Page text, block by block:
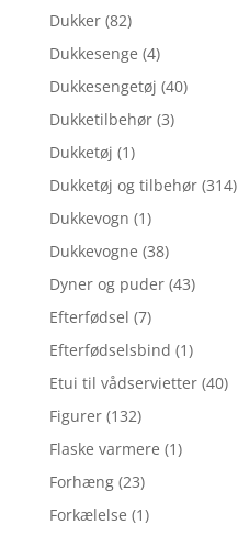
Dukker (82)
Dukkesenge (4)
Dukkesengetøj (40)
Dukketilbehør (3)
Dukketøj (1)
Dukketøj og tilbehør (314)
Dukkevogn (1)
Dukkevogne (38)
Dyner og puder (43)
Efterfødsel (7)
Efterfødselsbind (1)
Etui til vådservietter (40)
Figurer (132)
Flaske varmere (1)
Forhæng (23)
Forkælelse (1)